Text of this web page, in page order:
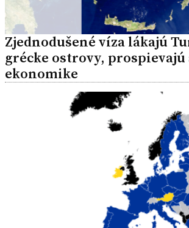
Zjednodušené víza lákajú
grécke ostrovy,
ekonomike